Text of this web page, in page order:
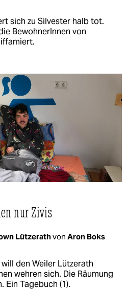
sich zu Silvester halb tot.
BewohnerInnen von
nur Zivis
Lützerathvon Aron Boks
den Weiler Lützerath
wehren sich. Die Räumung
Tagebuch (1).